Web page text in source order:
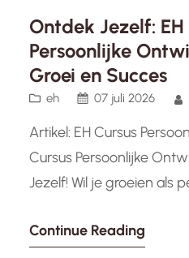
kennis vergroot en groeit
Waarom is persoonlijke
ontwikkeling…
Ontdek Jezelf: EH
Persoonlijke
Groei en Succes
eh 07 juli 2026
Artikel: EH Cursus
Cursus Persoonlijke
Jezelf! Wil je groeien als
ontwikkeling misschien
Continue Reading